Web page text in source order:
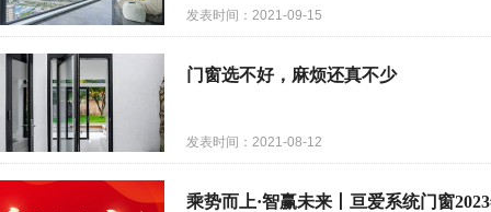
发表时间：2021-09-15
门窗选不好，麻烦还真不少
发表时间：2021-08-12
乘势而上·智赢未来丨亘爱系统门窗